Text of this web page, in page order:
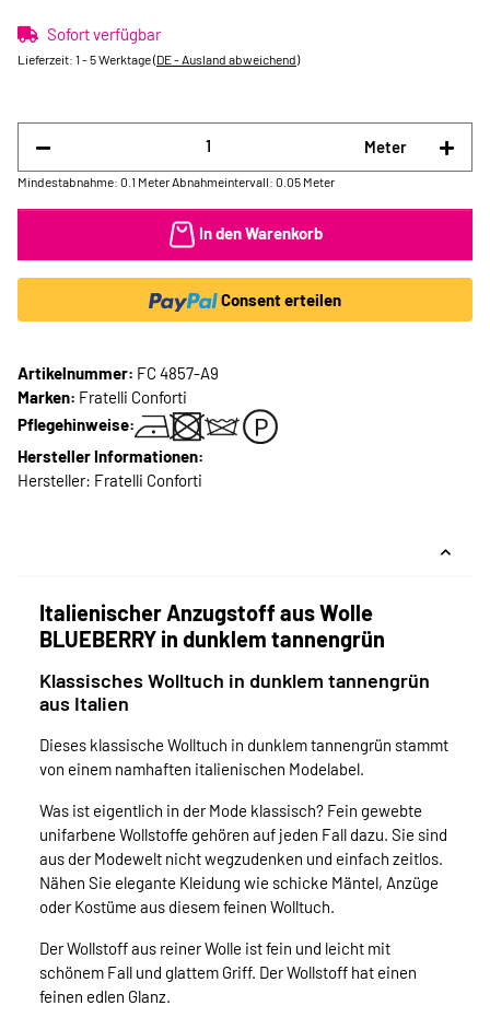
Sofort verfügbar
Lieferzeit: 1 - 5 Werktage(DE - Ausland abweichend)
Meter
Mindestabnahme: 0.1 Meter Abnahmeintervall: 0.05 Meter
In den Warenkorb
Consent erteilen
Artikelnummer: FC 4857-A9
Marken: Fratelli Conforti
Pflegehinweise:
Hersteller Informationen:
Hersteller: Fratelli Conforti
Italienischer Anzugstoff aus Wolle
BLUEBERRY in dunklem tannengrün
Klassisches Wolltuch in dunklem tannengrün
aus Italien
Dieses klassische Wolltuch in dunklem tannengrün stammt
von einem namhaften italienischen Modelabel.
Was ist eigentlich in der Mode klassisch? Fein gewebte
unifarbene Wollstoffe gehören auf jeden Fall dazu. Sie sind
aus der Modewelt nicht wegzudenken und einfach zeitlos.
Nähen Sie elegante Kleidung wie schicke Mäntel, Anzüge
oder Kostüme aus diesem feinen Wolltuch.
Der Wollstoff aus reiner Wolle ist fein und leicht mit
schönem Fall und glattem Griff. Der Wollstoff hat einen
feinen edlen Glanz.